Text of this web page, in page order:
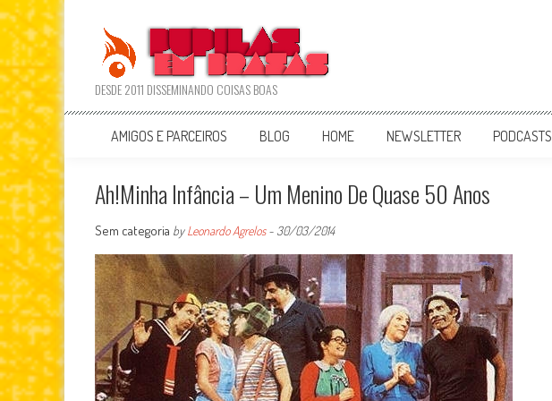
Skip
content
DESDE 2011 DISSEMINANDO COISAS BOAS
AMIGOS E PARCEIROS BLOG HOME NEWSLETTER PODCASTS
Ah!Minha Infância – Um Menino De Quase 50 Anos
Sem categoria byLeonardo Agrelos- 30/03/2014